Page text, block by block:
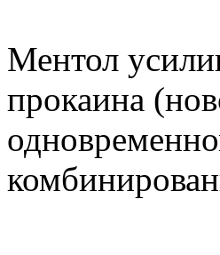
Ментол
прокаина